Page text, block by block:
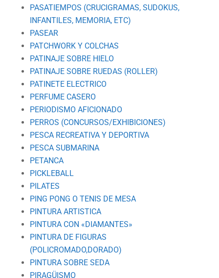
PASATIEMPOS (CRUCIGRAMAS, SUDOKUS,
INFANTILES, MEMORIA, ETC)
PASEAR
PATCHWORK Y COLCHAS
PATINAJE SOBRE HIELO
PATINAJE SOBRE RUEDAS (ROLLER)
PATINETE ELECTRICO
PERFUME CASERO
PERIODISMO AFICIONADO
PERROS (CONCURSOS/EXHIBICIONES)
PESCA RECREATIVA Y DEPORTIVA
PESCA SUBMARINA
PETANCA
PICKLEBALL
PILATES
PING PONG O TENIS DE MESA
PINTURA ARTISTICA
PINTURA CON «DIAMANTES»
PINTURA DE FIGURAS
(POLICROMADO,DORADO)
PINTURA SOBRE SEDA
PIRAGÜISMO